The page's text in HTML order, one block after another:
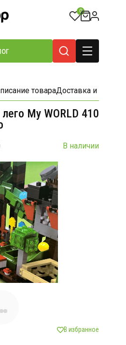
0
товараДоставка и оплата
My WORLD 410
В наличии
В избранное